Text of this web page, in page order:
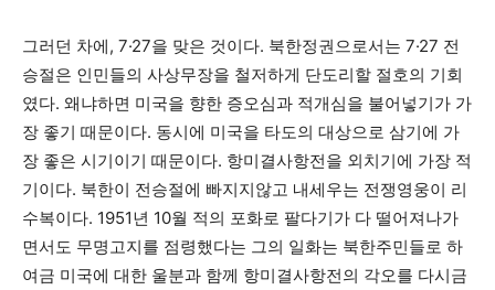
그러던 차에, 7·27을 맞은 것이다. 북한정권으로서는 7·27 전
승절은 인민들의 사상무장을 철저하게 단도리할 절호의 기회
였다. 왜냐하면 미국을 향한 증오심과 적개심을 불어넣기가 가
장 좋기 때문이다. 동시에 미국을 타도의 대상으로 삼기에 가
장 좋은 시기이기 때문이다. 항미결사항전을 외치기에 가장 적
기이다. 북한이 전승절에 빠지지않고 내세우는 전쟁영웅이 리
수복이다. 1951년 10월 적의 포화로 팔다기가 다 떨어져나가
면서도 무명고지를 점령했다는 그의 일화는 북한주민들로 하
여금 미국에 대한 울분과 함께 항미결사항전의 각오를 다시금